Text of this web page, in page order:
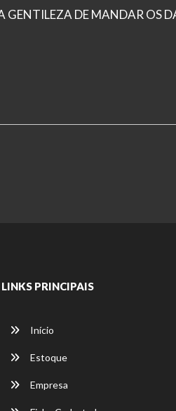
DE MANDAR OS
LINKS PRINCIPAIS
Início
Estoque
Empresa